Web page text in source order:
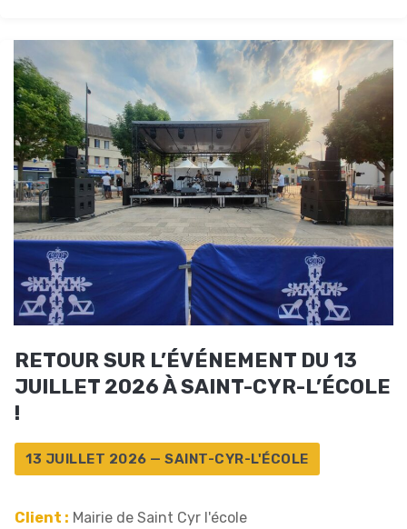
RETOUR SUR L’ÉVÉNEMENT DU 13
JUILLET 2026 À SAINT-CYR-L’ÉCOLE
!
13 JUILLET 2026 — SAINT-CYR-L'ÉCOLE
Client : Mairie de Saint Cyr l'école